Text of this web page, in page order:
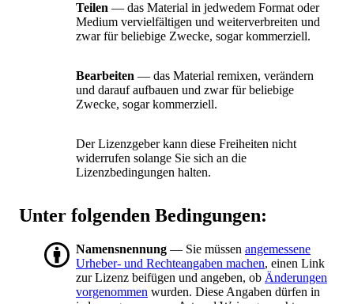
Teilen — das Material in jedwedem Format oder
Medium vervielfältigen und weiterverbreiten und
zwar für beliebige Zwecke, sogar kommerziell.
Bearbeiten — das Material remixen, verändern
und darauf aufbauen und zwar für beliebige
Zwecke, sogar kommerziell.
Der Lizenzgeber kann diese Freiheiten nicht
widerrufen solange Sie sich an die
Lizenzbedingungen halten.
Unter folgenden Bedingungen:
Namensnennung — Sie müssen angemessene
Urheber- und Rechteangaben machen, einen Link
zur Lizenz beifügen und angeben, ob Änderungen
vorgenommen wurden. Diese Angaben dürfen in